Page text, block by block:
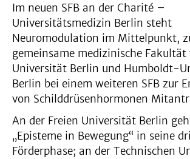
Im neuen SFB an der Charité –
Universitätsmedizin Berlin steht
Neuromodulation im Mittelpunkt,
gemeinsame medizinische Fakultät
Universität Berlin und Humboldt-
Berlin bei einem weiteren SFB zur
von Schilddrüsenhormonen
An der Freien Universität Berlin
„Episteme in Bewegung“ in seine
Förderphase; an der Technischen